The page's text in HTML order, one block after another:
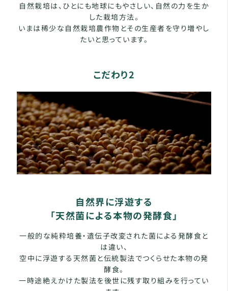
自然栽培は、ひとにも地球にもやさしい、自然の力を生か
した栽培方法。
いまは稀少な自然栽培農作物とその生産者を守り増やし
たいと思っています。
こだわり2
自然界に浮遊する
「天然菌による本物の発酵食」
一般的な純粋培養・遺伝子改変された菌による発酵食と
は違い、
空中に浮遊する天然菌と伝統製法でつくらせた本物の発
酵食。
一時途絶えかけた製法を後世に残す取り組みを行ってい